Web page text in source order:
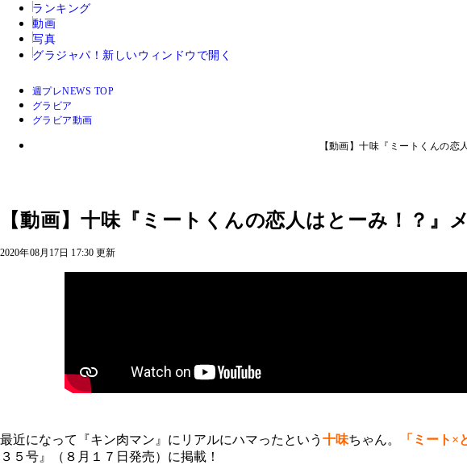
ランキング
動画
写真
グラジャパ！ 新しいウィンドウで開く
週プレNEWS TOP
グラビア
グラビア動画
【動画】十味『ミートくんの恋
【動画】十味『ミートくんの恋人はとーみ！？』
2020年08月17日 17:30 更新
最近になって『キン肉マン』にリアルにハマったという 十味ちゃん。 「ミート×
３５号』（８月１７日発売）に掲載！